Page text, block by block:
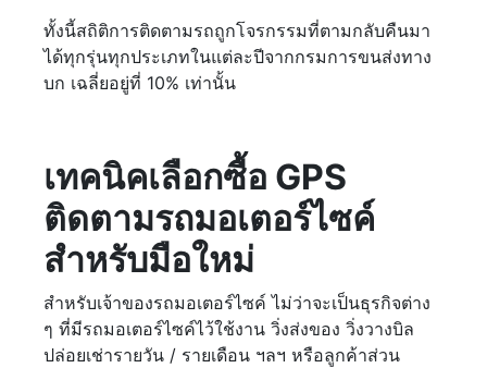
ทั้งนี้สถิติการติดตามรถถูกโจรกรรมที่ตามกลับคืนมา
ได้ทุกรุ่นทุกประเภทในแต่ละปีจากกรมการขนส่งทาง
บก เฉลี่ยอยู่ที่ 10% เท่านั้น
เทคนิคเลือกซื้อ GPS
ติดตามรถมอเตอร์ไซค์
สำหรับมือใหม่
สำหรับเจ้าของรถมอเตอร์ไซค์ ไม่ว่าจะเป็นธุรกิจต่าง
ๆ ที่มีรถมอเตอร์ไซค์ไว้ใช้งาน วิ่งส่งของ วิ่งวางบิล
ปล่อยเช่ารายวัน / รายเดือน ฯลฯ หรือลูกค้าส่วน